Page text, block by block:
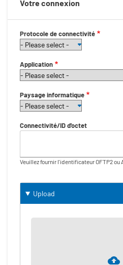
Votre connexion
Protocole de connectivité
Application
Paysage informatique
Connectivité/ID d'octet
Veuillez fournir l'identificateur OFTP2 ou
Upload